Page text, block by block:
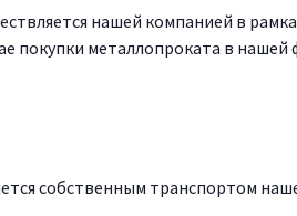
нашей компанией в
покупки металлопроката в
собственным транспортом